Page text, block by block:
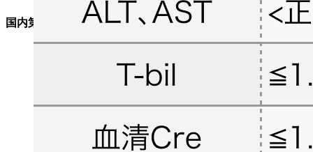
国内第II相試験²⁾のプロトコル